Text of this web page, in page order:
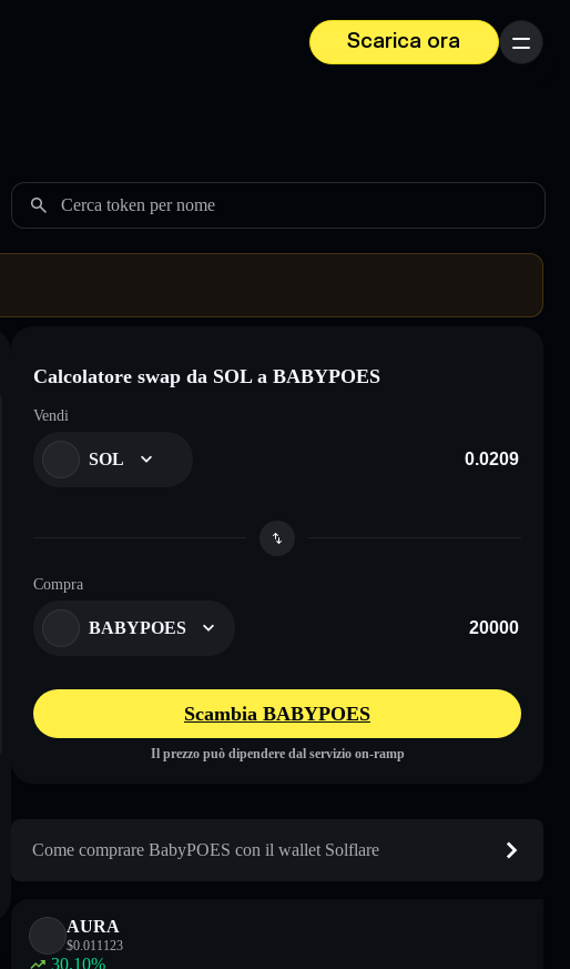
Scarica ora
Menu
Cerca token per nome
Calcolatore swap da SOL a BABYPOES
Vendi
SOL
Compra
BABYPOES
Scambia BABYPOES
Il prezzo può dipendere dal servizio on-ramp
Come comprare BabyPOES con il wallet Solflare
AURA
$0.011123
30.10%